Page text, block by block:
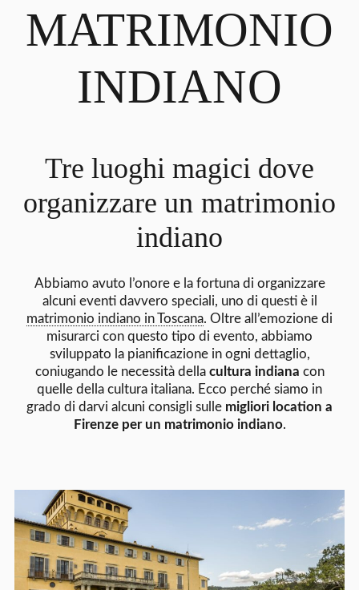
MATRIMONIO
INDIANO
Tre luoghi magici dove
organizzare un matrimonio
indiano
Abbiamo avuto l’onore e la fortuna di organizzare
alcuni eventi davvero speciali, uno di questi è il
matrimonio indiano in Toscana. Oltre all’emozione di
misurarci con questo tipo di evento, abbiamo
sviluppato la pianificazione in ogni dettaglio,
coniugando le necessità della cultura indiana con
quelle della cultura italiana. Ecco perché siamo in
grado di darvi alcuni consigli sulle migliori location a
Firenze per un matrimonio indiano.